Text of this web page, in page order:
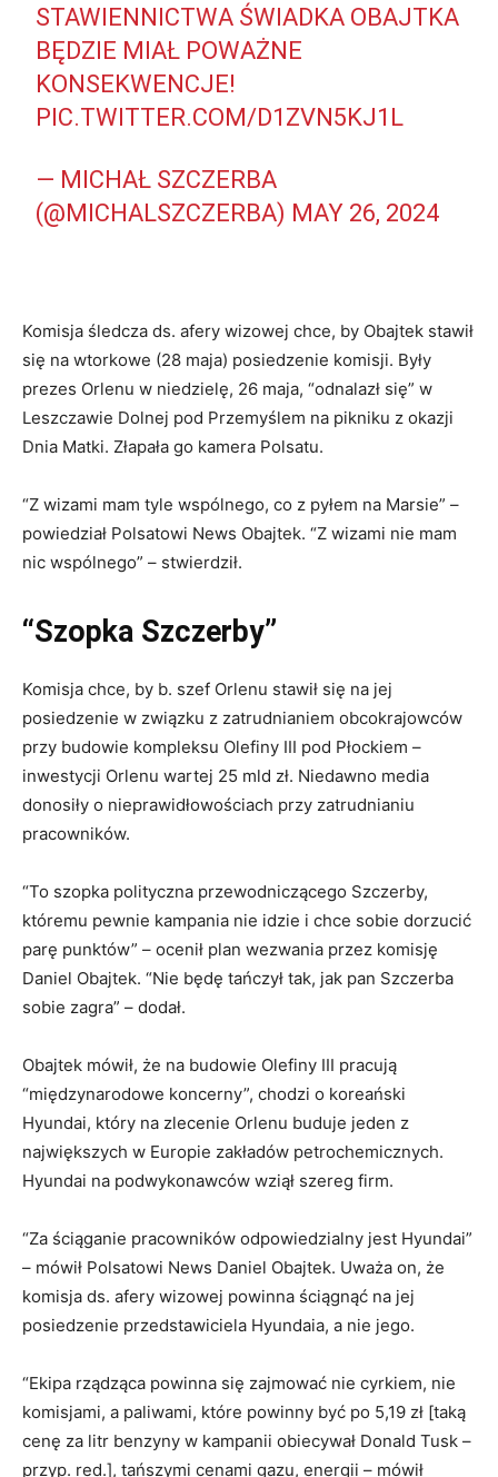
STAWIENNICTWA ŚWIADKA OBAJTKA
BĘDZIE MIAŁ POWAŻNE
KONSEKWENCJE!
PIC.TWITTER.COM/D1ZVN5KJ1L
— MICHAŁ SZCZERBA
(@MICHALSZCZERBA) MAY 26, 2024
Komisja śledcza ds. afery wizowej chce, by Obajtek stawił
się na wtorkowe (28 maja) posiedzenie komisji. Były
prezes Orlenu w niedzielę, 26 maja, “odnalazł się” w
Leszczawie Dolnej pod Przemyślem na pikniku z okazji
Dnia Matki. Złapała go kamera Polsatu.
“Z wizami mam tyle wspólnego, co z pyłem na Marsie” –
powiedział Polsatowi News Obajtek. “Z wizami nie mam
nic wspólnego” – stwierdził.
“Szopka Szczerby”
Komisja chce, by b. szef Orlenu stawił się na jej
posiedzenie w związku z zatrudnianiem obcokrajowców
przy budowie kompleksu Olefiny III pod Płockiem –
inwestycji Orlenu wartej 25 mld zł. Niedawno media
donosiły o nieprawidłowościach przy zatrudnianiu
pracowników.
“To szopka polityczna przewodniczącego Szczerby,
któremu pewnie kampania nie idzie i chce sobie dorzucić
parę punktów” – ocenił plan wezwania przez komisję
Daniel Obajtek. “Nie będę tańczył tak, jak pan Szczerba
sobie zagra” – dodał.
Obajtek mówił, że na budowie Olefiny III pracują
“międzynarodowe koncerny”, chodzi o koreański
Hyundai, który na zlecenie Orlenu buduje jeden z
największych w Europie zakładów petrochemicznych.
Hyundai na podwykonawców wziął szereg firm.
“Za ściąganie pracowników odpowiedzialny jest Hyundai”
– mówił Polsatowi News Daniel Obajtek. Uważa on, że
komisja ds. afery wizowej powinna ściągnąć na jej
posiedzenie przedstawiciela Hyundaia, a nie jego.
“Ekipa rządząca powinna się zajmować nie cyrkiem, nie
komisjami, a paliwami, które powinny być po 5,19 zł [taką
cenę za litr benzyny w kampanii obiecywał Donald Tusk –
przyp. red.], tańszymi cenami gazu, energii – mówił